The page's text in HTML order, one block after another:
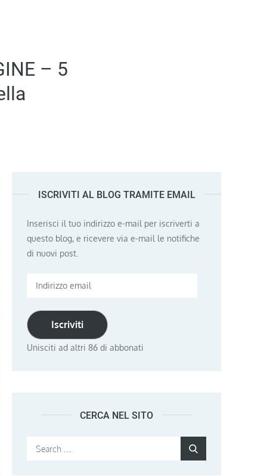
– 5
ISCRIVITI AL BLOG TRAMITE EMAIL
Inserisci il tuo indirizzo e-mail per iscriverti a
questo blog, e ricevere via e-mail le notifiche
di nuovi post.
Indirizzo
Iscriviti
Unisciti ad altri 86 di abbonati
CERCA NEL SITO
Search